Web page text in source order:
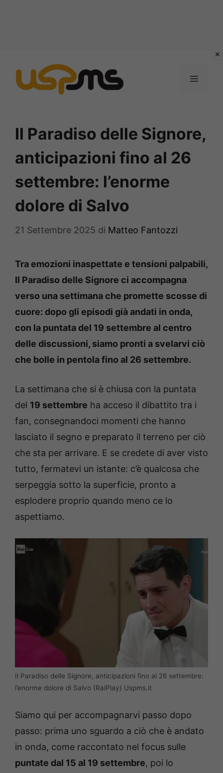
contenuto
MENU
Il Paradiso delle Signore,
anticipazioni fino al 26
settembre: l’enorme
dolore di Salvo
21 Settembre 2025 di Matteo Fantozzi
Tra emozioni inaspettate e tensioni palpabili,
Il Paradiso delle Signore ci accompagna
verso una settimana che promette scosse di
cuore: dopo gli episodi già andati in onda,
con la puntata del 19 settembre al centro
delle discussioni, siamo pronti a svelarvi ciò
che bolle in pentola fino al 26 settembre.
La settimana che si è chiusa con la puntata
del 19 settembre ha acceso il dibattito tra i
fan, consegnandoci momenti che hanno
lasciato il segno e preparato il terreno per ciò
che sta per arrivare. E se credete di aver visto
tutto, fermatevi un istante: c’è qualcosa che
serpeggia sotto la superficie, pronto a
esplodere proprio quando meno ce lo
aspettiamo.
Il Paradiso delle Signore, anticipazioni fino al 26 settembre:
l’enorme dolore di Salvo (RaiPlay) Uspms.it
Siamo qui per accompagnarvi passo dopo
passo: prima uno sguardo a ciò che è andato
in onda, come raccontato nel focus sulle
puntate dal 15 al 19 settembre, poi lo